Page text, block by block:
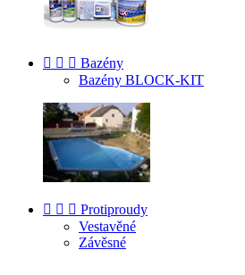
   Bazény
Bazény BLOCK-KIT
   Protiproudy
Vestavěné
Závěsné